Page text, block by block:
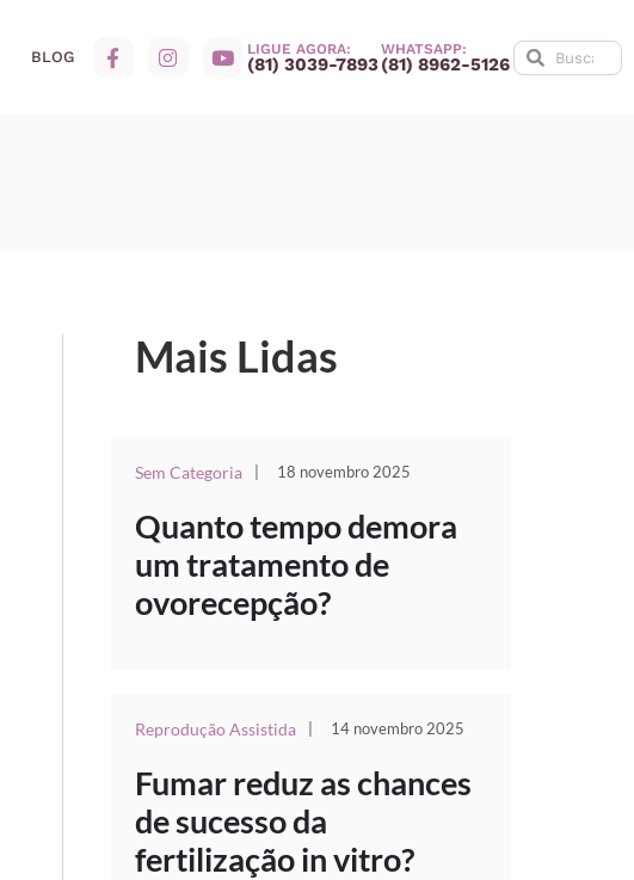
BLOG LIGUE AGORA:
(81) 3039-7893
WHATSAPP:
(81) 8962-5126
Mais Lidas
Sem Categoria 18 novembro 2025
Quanto tempo demora
um tratamento de
ovorecepção?
Reprodução Assistida 14 novembro 2025
Fumar reduz as chances
de sucesso da
fertilização in vitro?